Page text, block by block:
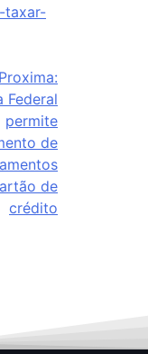
taxar-
Proxima:
Federal
permite
de
de
crédito